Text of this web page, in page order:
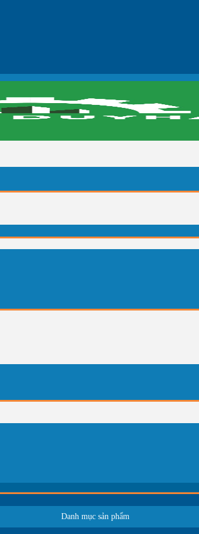
Danh mục sản phẩm